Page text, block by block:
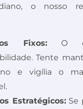
o nosso
Fixos:O
Tente
e vigília o
Estratégicos:Se